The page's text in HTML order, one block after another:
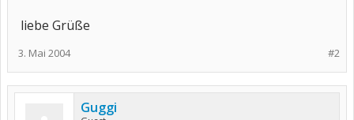
liebe Grüße
#2
3. Mai 2004
Guggi